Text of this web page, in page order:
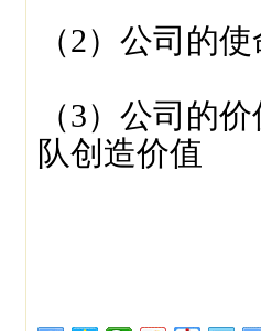
（2）公司的
（3）公司的
队创造价值